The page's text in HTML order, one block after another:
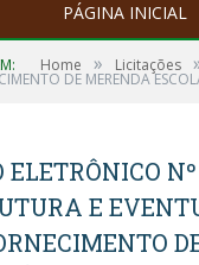
PÁGINA INICIAL
Home » Licitações
DE MERENDA
ELETRÔNICO
E